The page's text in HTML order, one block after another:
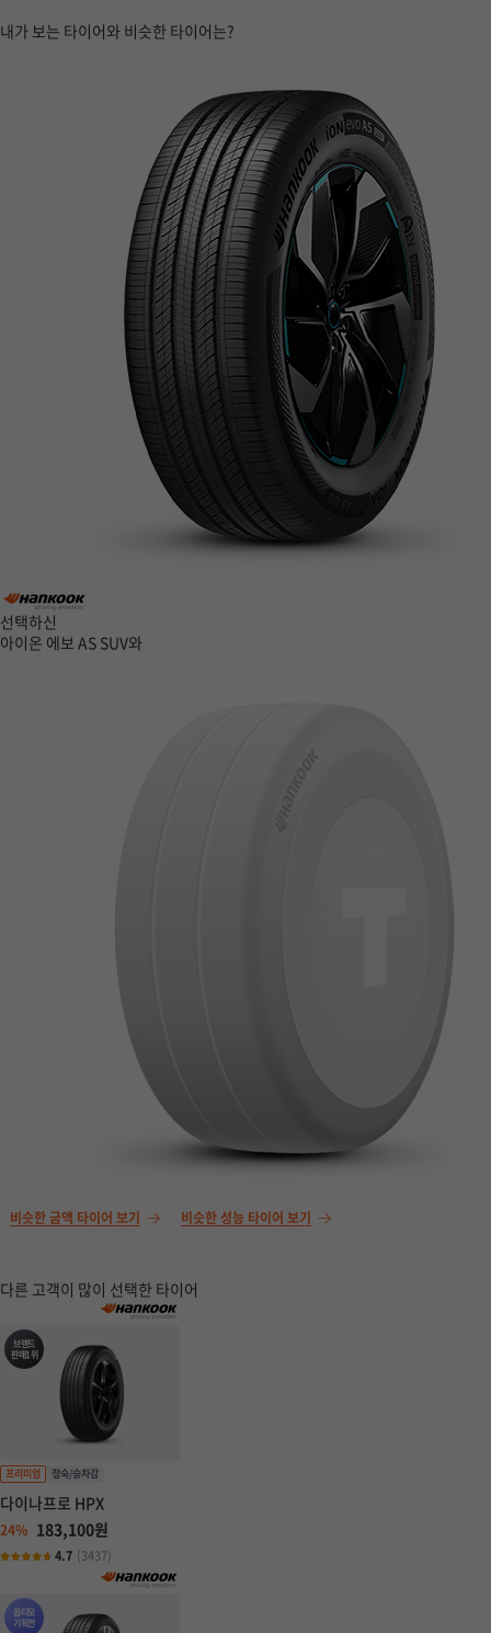
내가 보는 타이어와 비슷한 타이어는?
선택하신
아이온 에보 AS SUV와
비슷한 금액 타이어 보기 비슷한 성능 타이어 보기
다른 고객이 많이 선택한 타이어
브랜드
판매1위
다이나프로 HPX
24% 183,100원
4.7 (3437)
옵티모
기획전